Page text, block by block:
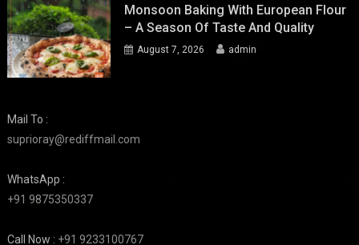
Monsoon Baking With European Flour
– A Season Of Taste And Quality
August 7, 2026 admin
Mail To :
suprioray@rediffmail.com
WhatsApp :
+91 9875350337
Call Now : +91 9233100767